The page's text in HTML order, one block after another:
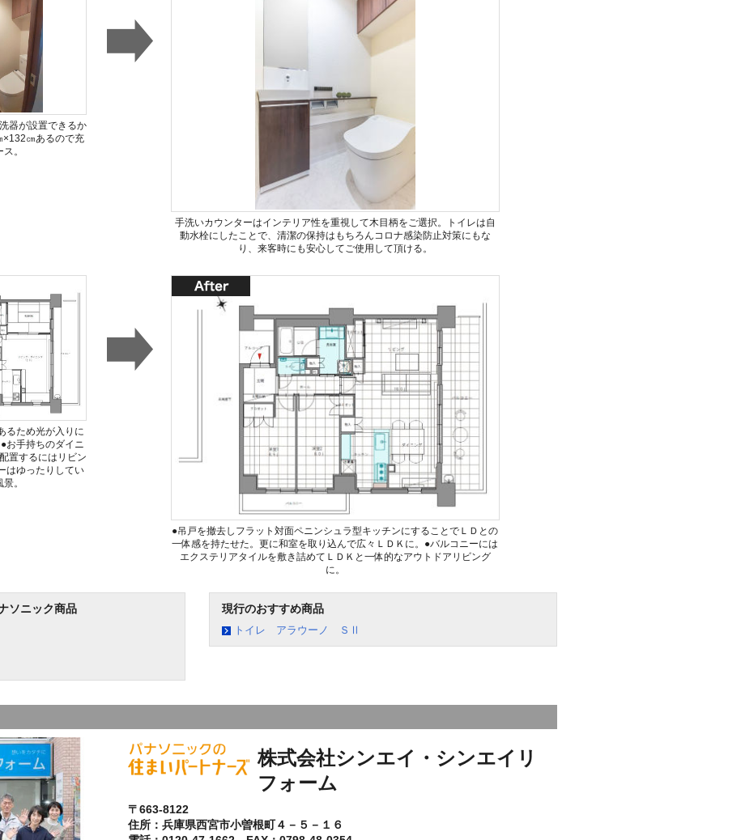
器が設置できるか
×132㎝あるので充
。
手洗いカウンターはインテリア性を重視して木目柄をご選択。トイレは自
動水栓にしたことで、清潔の保持はもちろんコロナ感染防止対策にもな
り、来客時にも安心してご使用して頂ける。
るため光が入りに
お手持ちのダイニ
置するにはリビン
はゆったりしてい
。
●吊戸を撤去しフラット対面ペニンシュラ型キッチンにすることでＬＤとの
一体感を持たせた。更に和室を取り込んで広々ＬＤＫに。●バルコニーには
エクステリアタイルを敷き詰めてＬＤＫと一体的なアウトドアリビング
に。
ソニック商品 現行のおすすめ商品
トイレ アラウーノ ＳⅡ
株式会社シンエイ・シンエイリ
フォーム
〒663-8122
住所：兵庫県西宮市小曽根町４－５－１６